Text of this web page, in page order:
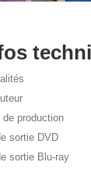
de production
sortie DVD
sortie Blu-ray